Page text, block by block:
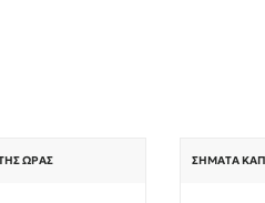
ΏΡΑΣ ΣΉΜΑΤΑ